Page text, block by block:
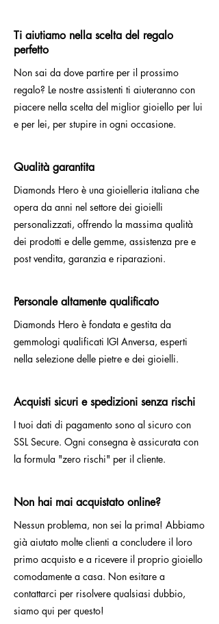
Ti aiutiamo nella scelta del regalo
perfetto
Non sai da dove partire per il prossimo
regalo? Le nostre assistenti ti aiuteranno con
piacere nella scelta del miglior gioiello per lui
e per lei, per stupire in ogni occasione.
Qualità garantita
Diamonds Hero è una gioielleria italiana che
opera da anni nel settore dei gioielli
personalizzati, offrendo la massima qualità
dei prodotti e delle gemme, assistenza pre e
post vendita, garanzia e riparazioni.
Personale altamente qualificato
Diamonds Hero è fondata e gestita da
gemmologi qualificati IGI Anversa, esperti
nella selezione delle pietre e dei gioielli.
Acquisti sicuri e spedizioni senza rischi
I tuoi dati di pagamento sono al sicuro con
SSL Secure. Ogni consegna è assicurata con
la formula "zero rischi" per il cliente.
Non hai mai acquistato online?
Nessun problema, non sei la prima! Abbiamo
già aiutato molte clienti a concludere il loro
primo acquisto e a ricevere il proprio gioiello
comodamente a casa. Non esitare a
contattarci per risolvere qualsiasi dubbio,
siamo qui per questo!